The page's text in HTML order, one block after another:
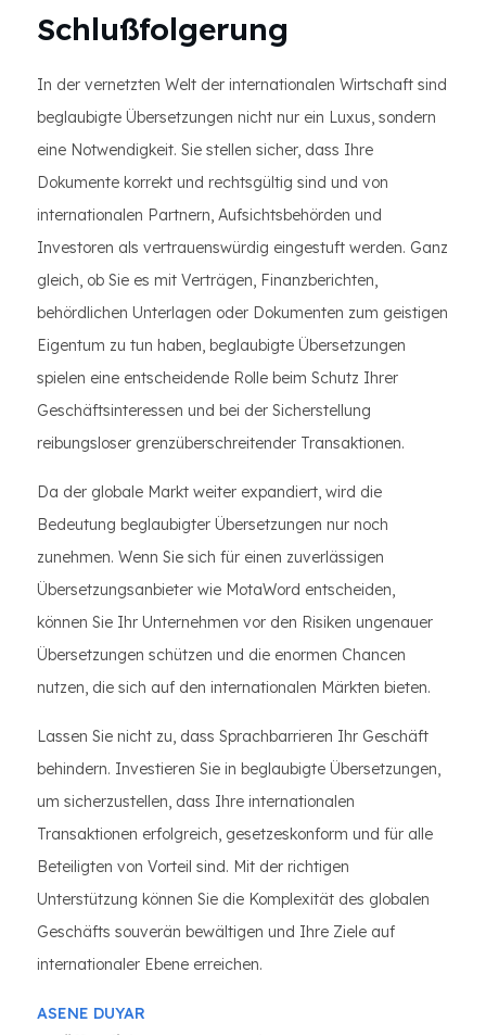
Schlußfolgerung
In der vernetzten Welt der internationalen Wirtschaft sind
beglaubigte Übersetzungen nicht nur ein Luxus, sondern
eine Notwendigkeit. Sie stellen sicher, dass Ihre
Dokumente korrekt und rechtsgültig sind und von
internationalen Partnern, Aufsichtsbehörden und
Investoren als vertrauenswürdig eingestuft werden. Ganz
gleich, ob Sie es mit Verträgen, Finanzberichten,
behördlichen Unterlagen oder Dokumenten zum geistigen
Eigentum zu tun haben, beglaubigte Übersetzungen
spielen eine entscheidende Rolle beim Schutz Ihrer
Geschäftsinteressen und bei der Sicherstellung
reibungsloser grenzüberschreitender Transaktionen.
Da der globale Markt weiter expandiert, wird die
Bedeutung beglaubigter Übersetzungen nur noch
zunehmen. Wenn Sie sich für einen zuverlässigen
Übersetzungsanbieter wie MotaWord entscheiden,
können Sie Ihr Unternehmen vor den Risiken ungenauer
Übersetzungen schützen und die enormen Chancen
nutzen, die sich auf den internationalen Märkten bieten.
Lassen Sie nicht zu, dass Sprachbarrieren Ihr Geschäft
behindern. Investieren Sie in beglaubigte Übersetzungen,
um sicherzustellen, dass Ihre internationalen
Transaktionen erfolgreich, gesetzeskonform und für alle
Beteiligten von Vorteil sind. Mit der richtigen
Unterstützung können Sie die Komplexität des globalen
Geschäfts souverän bewältigen und Ihre Ziele auf
internationaler Ebene erreichen.
ASENE DUYAR